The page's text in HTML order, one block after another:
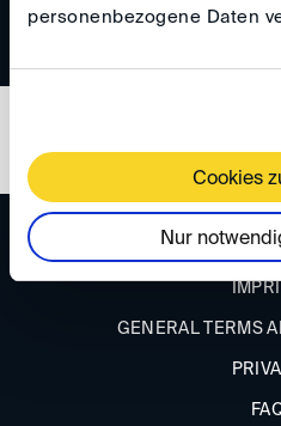
personenbezogene Daten
Cookies
Nur
GENERAL TERMS